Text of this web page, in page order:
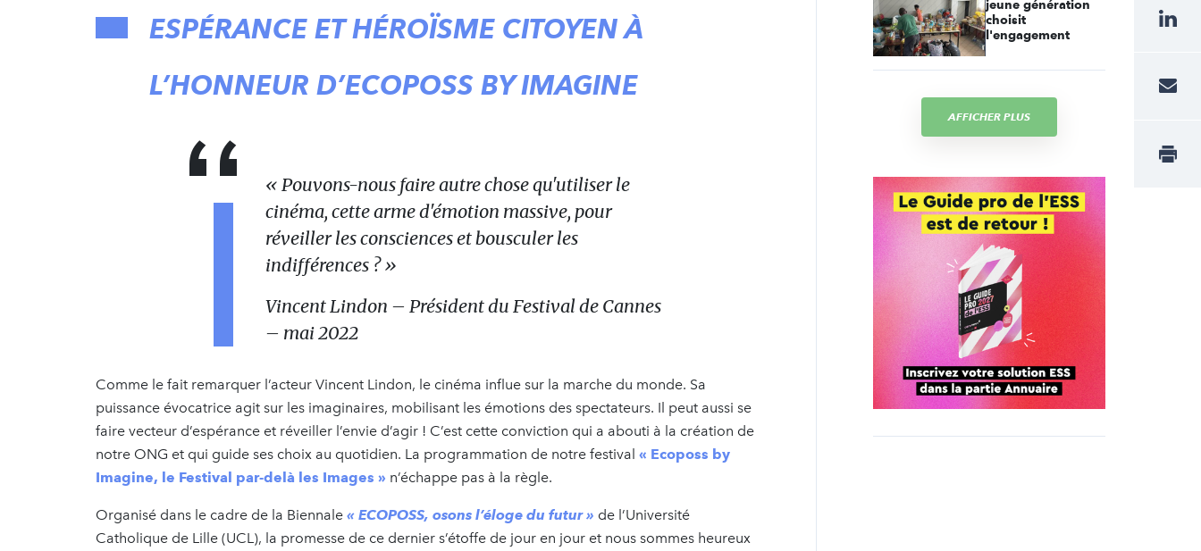
ESPÉRANCE ET HÉROÏSME CITOYEN À
L’HONNEUR D’ECOPOSS BY IMAGINE
« Pouvons-nous faire autre chose qu'utiliser le
cinéma, cette arme d'émotion massive, pour
réveiller les consciences et bousculer les
indifférences ? »
Vincent Lindon – Président du Festival de Cannes
– mai 2022
Comme le fait remarquer l’acteur Vincent Lindon, le cinéma influe sur la marche du monde. Sa
puissance évocatrice agit sur les imaginaires, mobilisant les émotions des spectateurs. Il peut aussi se
faire vecteur d’espérance et réveiller l’envie d’agir ! C’est cette conviction qui a abouti à la création de
notre ONG et qui guide ses choix au quotidien. La programmation de notre festival « Ecoposs by
Imagine, le Festival par-delà les Images » n’échappe pas à la règle.
Organisé dans le cadre de la Biennale « ECOPOSS, osons l’éloge du futur » de l’Université
Catholique de Lille (UCL), la promesse de ce dernier s’étoffe de jour en jour et nous sommes heureux
jeune génération
choisit
l'engagement
AFFICHER PLUS